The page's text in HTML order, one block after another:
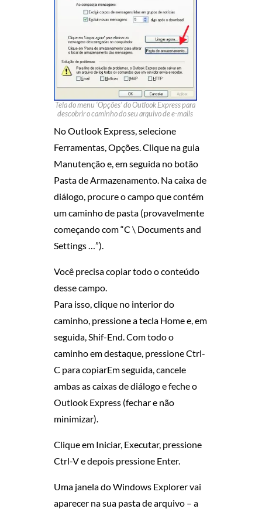
L
O
O
K
E
X
P
R
E
S
S
P
A
R
A
U
Tela do menu ‘Opções’ do Outlook Express para
descobrir o caminho do seu arquivo de e-mails
No Outlook Express, selecione
Ferramentas, Opções. Clique na guia
Manutenção e, em seguida no botão
Pasta de Armazenamento. Na caixa de
diálogo, procure o campo que contém
um caminho de pasta (provavelmente
começando com “C \ Documents and
Settings …”).
Você precisa copiar todo o conteúdo
desse campo.
Para isso, clique no interior do
caminho, pressione a tecla Home e, em
seguida, Shif-End. Com todo o
caminho em destaque, pressione Ctrl-
C para copiarEm seguida, cancele
ambas as caixas de diálogo e feche o
Outlook Express (fechar e não
minimizar).
Clique em Iniciar, Executar, pressione
Ctrl-V e depois pressione Enter.
Uma janela do Windows Explorer vai
aparecer na sua pasta de arquivo – a